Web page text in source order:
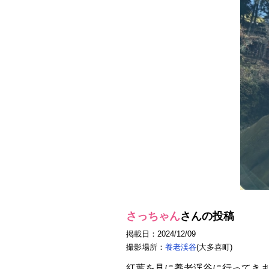
さっちゃんさんの投稿
掲載日：2024/12/09
撮影場所： 養老渓谷(大多喜町)